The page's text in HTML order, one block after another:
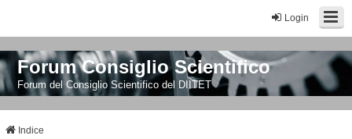
Login
Forum Consiglio Scientifico
Forum del Consiglio Scientifico del DIITET
Indice